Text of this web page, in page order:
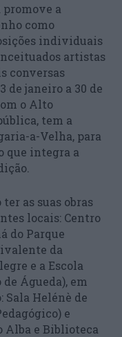
a
como
individuais
artistas
conversas
de janeiro a 30 de
o Alto
tem a
a-Velha, para
que integra a
as suas obras
locais: Centro
do Parque
da
e a Escola
Águeda), em
Helénè de
e
Alba e Biblioteca